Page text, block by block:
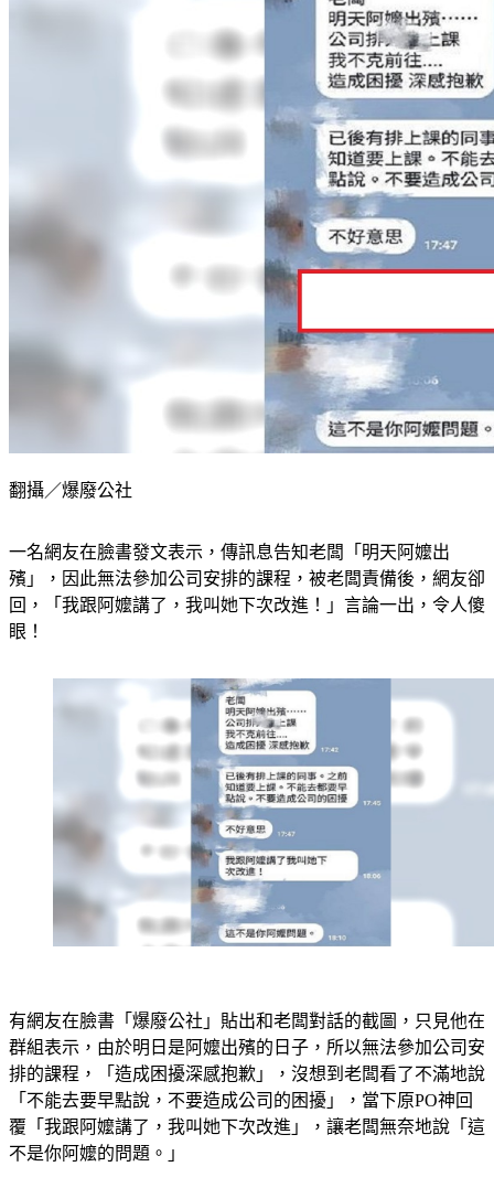
翻攝／爆廢公社
一名網友在臉書發文表示，傳訊息告知老闆「明天阿嬤出
殯」，因此無法參加公司安排的課程，被老闆責備後，網友卻
回，「我跟阿嬤講了，我叫她下次改進！」言論一出，令人傻
眼！
有網友在臉書「爆廢公社」貼出和老闆對話的截圖，只見他在
群組表示，由於明日是阿嬤出殯的日子，所以無法參加公司安
排的課程，「造成困擾深感抱歉」，沒想到老闆看了不滿地說
「不能去要早點說，不要造成公司的困擾」，當下原PO神回
覆「我跟阿嬤講了，我叫她下次改進」，讓老闆無奈地說「這
不是你阿嬤的問題。」